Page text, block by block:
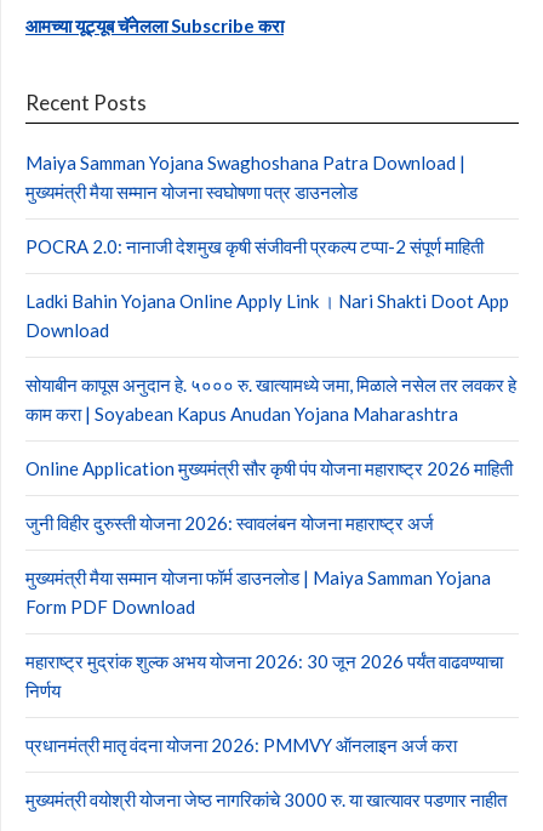
आमच्या यूट्यूब चॅनेलला Subscribe करा
Recent Posts
Maiya Samman Yojana Swaghoshana Patra Download |
मुख्यमंत्री मैया सम्मान योजना स्वघोषणा पत्र डाउनलोड
POCRA 2.0: नानाजी देशमुख कृषी संजीवनी प्रकल्प टप्पा-2 संपूर्ण माहिती
Ladki Bahin Yojana Online Apply Link । Nari Shakti Doot App
Download
सोयाबीन कापूस अनुदान हे. ५००० रु. खात्यामध्ये जमा, मिळाले नसेल तर लवकर हे
काम करा | Soyabean Kapus Anudan Yojana Maharashtra
Online Application मुख्यमंत्री सौर कृषी पंप योजना महाराष्ट्र 2026 माहिती
जुनी विहीर दुरुस्ती योजना 2026: स्वावलंबन योजना महाराष्ट्र अर्ज
मुख्यमंत्री मैया सम्मान योजना फॉर्म डाउनलोड | Maiya Samman Yojana
Form PDF Download
महाराष्ट्र मुद्रांक शुल्क अभय योजना 2026: 30 जून 2026 पर्यंत वाढवण्याचा
निर्णय
प्रधानमंत्री मातृ वंदना योजना 2026: PMMVY ऑनलाइन अर्ज करा
मुख्यमंत्री वयोश्री योजना जेष्ठ नागरिकांचे 3000 रु. या खात्यावर पडणार नाहीत